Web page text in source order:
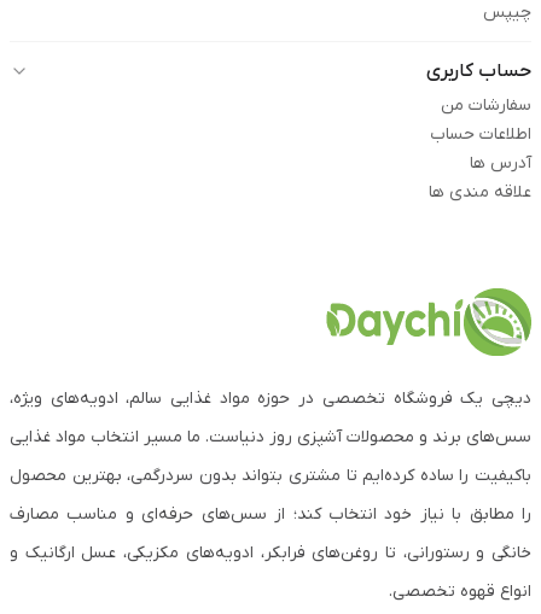
چیپس
حساب کاربری
سفارشات من
اطلاعات حساب
آدرس ها
علاقه مندی ها
دیچی یک فروشگاه تخصصی در حوزه مواد غذایی سالم، ادویه‌های ویژه،
سس‌های برند و محصولات آشپزی روز دنیاست. ما مسیر انتخاب مواد غذایی
باکیفیت را ساده کرده‌ایم تا مشتری بتواند بدون سردرگمی، بهترین محصول
را مطابق با نیاز خود انتخاب کند؛ از سس‌های حرفه‌ای و مناسب مصارف
خانگی و رستورانی، تا روغن‌های فرابکر، ادویه‌های مکزیکی، عسل ارگانیک و
انواع قهوه تخصصی.